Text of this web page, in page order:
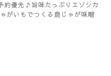
優先♪旨味たっぷりエゾシカ
がいもでつくる鹿じゃが味噌